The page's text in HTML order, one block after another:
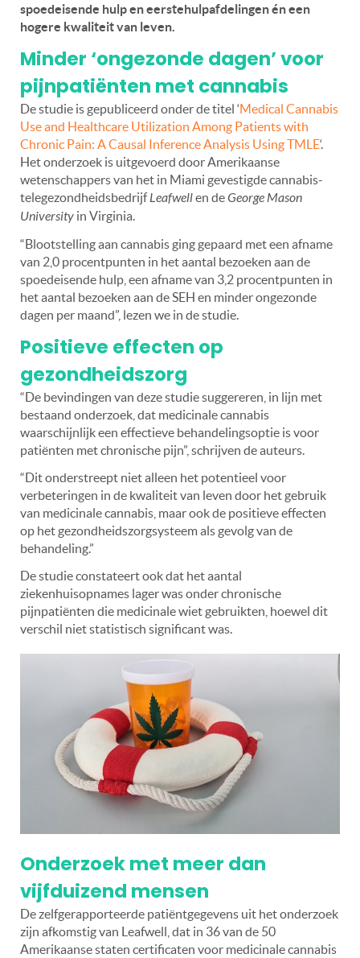
spoedeisende hulp en eerstehulpafdelingen én een
hogere kwaliteit van leven.
Minder ‘ongezonde dagen’ voor
pijnpatiënten met cannabis
De studie is gepubliceerd onder de titel ‘Medical Cannabis
Use and Healthcare Utilization Among Patients with
Chronic Pain: A Causal Inference Analysis Using TMLE‘.
Het onderzoek is uitgevoerd door Amerikaanse
wetenschappers van het in Miami gevestigde cannabis-
telegezondheidsbedrijfLeafwellen deGeorge Mason
University in Virginia.
“Blootstelling aan cannabis ging gepaard met een afname
van 2,0 procentpunten in het aantal bezoeken aan de
spoedeisende hulp, een afname van 3,2 procentpunten in
het aantal bezoeken aan de SEH en minder ongezonde
dagen per maand”, lezen we in de studie.
Positieve effecten op
gezondheidszorg
“De bevindingen van deze studie suggereren, in lijn met
bestaand onderzoek, dat medicinale cannabis
waarschijnlijk een effectieve behandelingsoptie is voor
patiënten met chronische pijn”, schrijven de auteurs.
“Dit onderstreept niet alleen het potentieel voor
verbeteringen in de kwaliteit van leven door het gebruik
van medicinale cannabis, maar ook de positieve effecten
op het gezondheidszorgsysteem als gevolg van de
behandeling.”
De studie constateert ook dat het aantal
ziekenhuisopnames lager was onder chronische
pijnpatiënten die medicinale wiet gebruikten, hoewel dit
verschil niet statistisch significant was.
Onderzoek met meer dan
vijfduizend mensen
De zelfgerapporteerde patiëntgegevens uit het onderzoek
zijn afkomstig van Leafwell, dat in 36 van de 50
Amerikaanse staten certificaten voor medicinale cannabis